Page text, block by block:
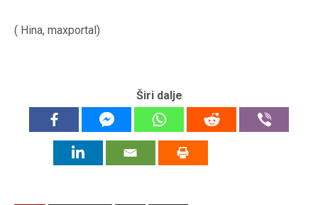
( Hina, maxportal)
Širi dalje